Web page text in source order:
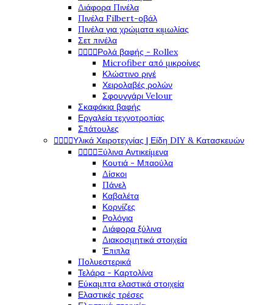
Διάφορα Πινέλα
Πινέλα Filbert-οβάλ
Πινέλα για χρώματα κιμωλίας
Σετ πινέλα
Ρολά βαφής - Rollex
Microfiber από μικροίνες
Κλώστινο ριγέ
Χειρολαβές ρολών
Σφουγγάρι Velour
Σκαφάκια βαφής
Εργαλεία τεχνοτροπίας
Σπάτουλες
Υλικά Χειροτεχνίας | Είδη DIY & Κατασκευών
Ξύλινα Αντικείμενα
Κουτιά - Μπαούλα
Δίσκοι
Πάνελ
Καβαλέτα
Κορνίζες
Ρολόγια
Διάφορα ξύλινα
Διακοσμητικά στοιχεία
Έπιπλα
Πολυεστερικά
Τελάρα - Καρτολίνα
Εύκαμπτα ελαστικά στοιχεία
Ελαστικές τρέσες